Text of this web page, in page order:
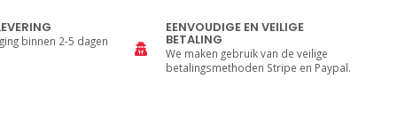
binnen 2-5 dagen
EENVOUDIGE EN VEILIGE
BETALING
We maken gebruik van de veilige
betalingsmethoden Stripe en Paypal.